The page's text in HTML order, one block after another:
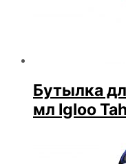
Бутылка
мл Igloo